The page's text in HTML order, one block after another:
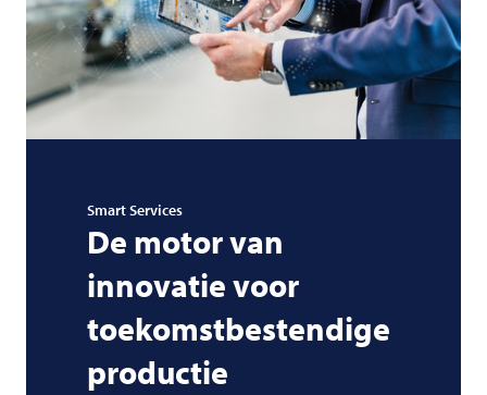
Smart Services
De motor van
innovatie voor
toekomstbestendige
productie